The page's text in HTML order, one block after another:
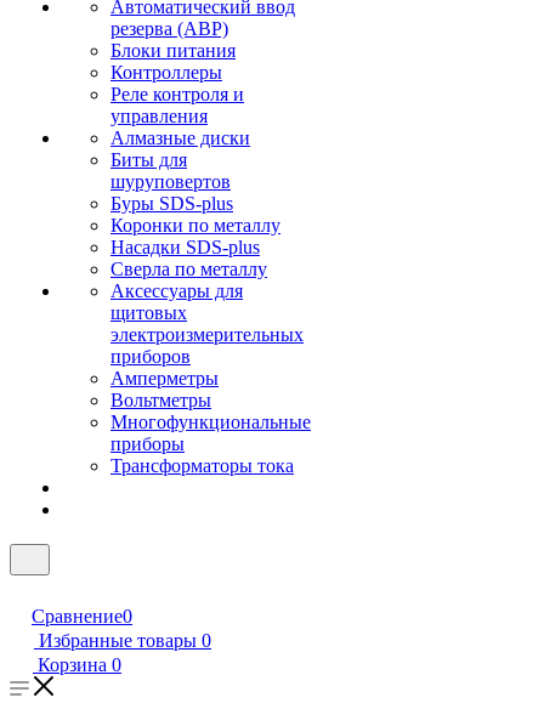
Автоматический ввод
резерва (АВР)
Блоки питания
Контроллеры
Реле контроля и
управления
Алмазные диски
Биты для
шуруповертов
Буры SDS-plus
Коронки по металлу
Насадки SDS-plus
Сверла по металлу
Аксессуары для
щитовых
электроизмерительных
приборов
Амперметры
Вольтметры
Многофункциональные
приборы
Трансформаторы тока
Сравнение0
Избранные товары 0
Корзина 0